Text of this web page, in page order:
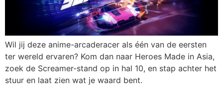
Wil jij deze anime-arcaderacer als één van de eersten
ter wereld ervaren? Kom dan naar Heroes Made in Asia,
zoek de Screamer-stand op in hal 10, en stap achter het
stuur en laat zien wat je waard bent.